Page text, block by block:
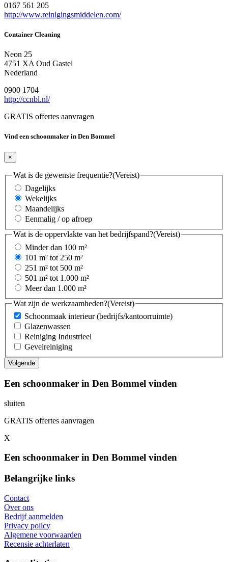
0167 561 205
http://www.reinigingsmiddelen.com/
Container Cleaning
Neon 25
4751 XA Oud Gastel
Nederland
0900 1704
http://ccnbl.nl/
GRATIS offertes aanvragen
Vind een schoonmaker in Den Bommel
×
Wat is de gewenste frequentie?(Vereist)
Dagelijks
Wekelijks
Maandelijks
Eenmalig / op afroep
Wat is de oppervlakte van het bedrijfspand?(Vereist)
Minder dan 100 m²
101 m² tot 250 m²
251 m² tot 500 m²
501 m² tot 1.000 m²
Meer dan 1.000 m²
Wat zijn de werkzaamheden?(Vereist)
Schoonmaak interieur (bedrijfs/kantoorruimte)
Glazenwassen
Reiniging Industrieel
Gevelreiniging
Een schoonmaker in Den Bommel vinden
sluiten
GRATIS offertes aanvragen
X
Een schoonmaker in Den Bommel vinden
Belangrijke links
Contact
Over ons
Bedrijf aanmelden
Privacy policy
Algemene voorwaarden
Recensie achterlaten